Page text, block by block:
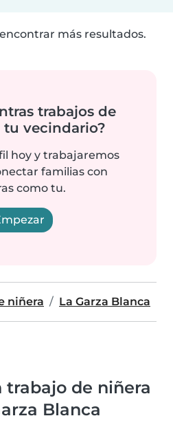
más resultados.
trabajos de
tu vecindario?
hoy y trabajaremos
familias con
como tu.
niñera La Garza Blanca
trabajo de niñera
Blanca